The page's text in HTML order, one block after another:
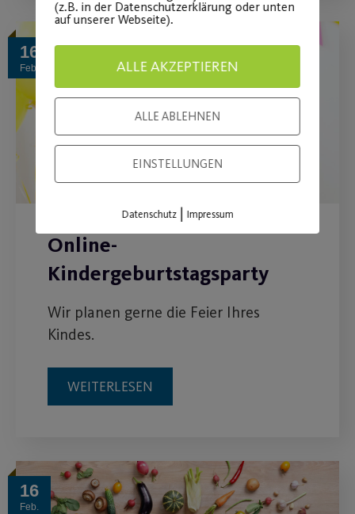
16
Feb.
Online-
Kindergeburtstagsparty
Wir planen gerne die Feier Ihres
Kindes.
WEITERLESEN
16
Feb.
(z.B. in der Datenschutzerklärung oder unten
auf unserer Webseite).
ALLE AKZEPTIEREN
ALLE ABLEHNEN
EINSTELLUNGEN
Datenschutz| Impressum